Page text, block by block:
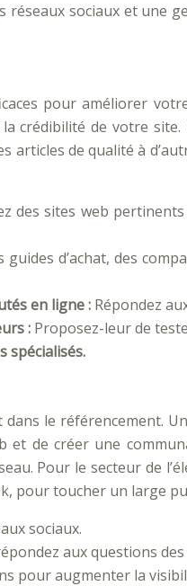
réseaux sociaux et
pour améliorer
crédibilité de votre
de qualité à
des sites web
guides d’achat, des
en ligne : Répondez
: Proposez-leur de
spécialisés.
le référencement.
et de créer une
Pour le secteur de
pour toucher un large
sociaux.
aux questions des
pour augmenter la